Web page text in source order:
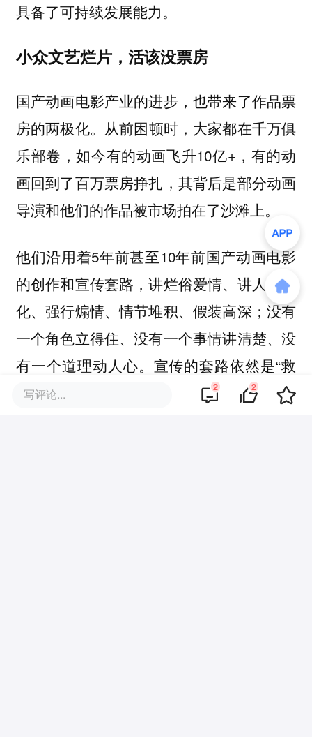
具备了可持续发展能力。
小众文艺烂片，活该没票房
国产动画电影产业的进步，也带来了作品票
房的两极化。从前困顿时，大家都在千万俱
乐部卷，如今有的动画飞升10亿+，有的动
画回到了百万票房挣扎，其背后是部分动画
导演和他们的作品被市场拍在了沙滩上。
他们沿用着5年前甚至10年前国产动画电影
的创作和宣传套路，讲烂俗爱情、讲人道教
化、强行煽情、情节堆积、假装高深；没有
一个角色立得住、没有一个事情讲清楚、没
有一个道理动人心。宣传的套路依然是“救
救国漫”“帮帮国漫”“支持国漫”，却从没想
写评论... 2 2